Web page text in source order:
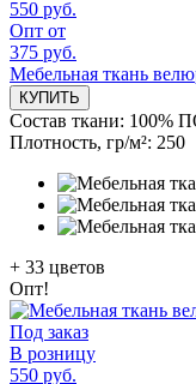
550 руб.
Опт от
375 руб.
Мебельная ткань
КУПИТЬ
Состав ткани: 100%
Плотность, гр/м²: 250
+ 33 цветов
Опт!
Под заказ
В розницу
550 руб.